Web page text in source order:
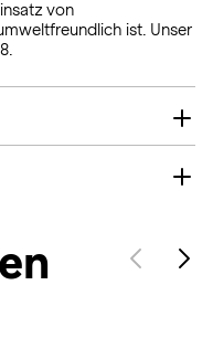
von
ist. Unser